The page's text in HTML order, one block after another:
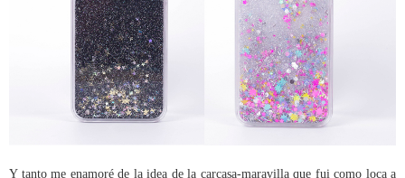
Y tanto me enamoré de la idea de la carcasa-maravilla que fui como loca a